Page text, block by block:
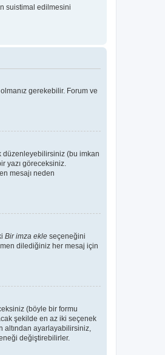
suistimal edilmesini
gerekebilir. Forum ve
düzenleyebilirsiniz (bu imkan
yazı göreceksiniz.
mesajı neden
Bir imza ekle seçeneğini
dilediğiniz her mesaj için
(böyle bir formu
şekilde en az iki seçenek
altından ayarlayabilirsiniz,
değiştirebilirler.